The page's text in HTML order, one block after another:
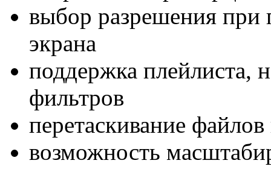
выбор разрешения при
экрана
поддержка плейлиста,
фильтров
перетаскивание
возможность